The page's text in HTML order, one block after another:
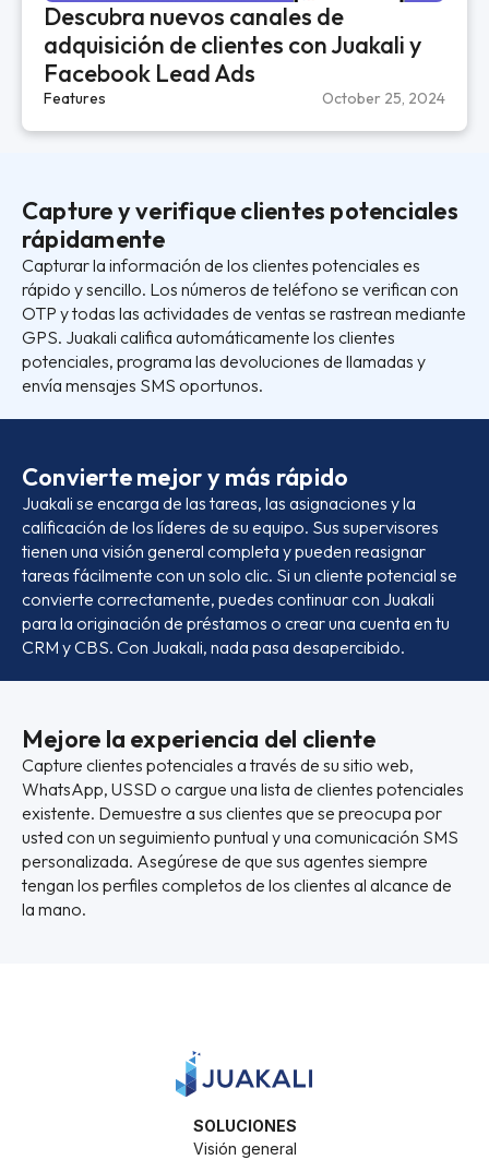
Descubra nuevos canales de
adquisición de clientes con Juakali y
Facebook Lead Ads
Features October 25, 2024
Capture y verifique clientes potenciales
rápidamente
Capturar la información de los clientes potenciales es
rápido y sencillo. Los números de teléfono se verifican con
OTP y todas las actividades de ventas se rastrean mediante
GPS. Juakali califica automáticamente los clientes
potenciales, programa las devoluciones de llamadas y
envía mensajes SMS oportunos.
Convierte mejor y más rápido
Juakali se encarga de las tareas, las asignaciones y la
calificación de los líderes de su equipo. Sus supervisores
tienen una visión general completa y pueden reasignar
tareas fácilmente con un solo clic. Si un cliente potencial se
convierte correctamente, puedes continuar con Juakali
para la originación de préstamos o crear una cuenta en tu
CRM y CBS. Con Juakali, nada pasa desapercibido.
Mejore la experiencia del cliente
Capture clientes potenciales a través de su sitio web,
WhatsApp, USSD o cargue una lista de clientes potenciales
existente. Demuestre a sus clientes que se preocupa por
usted con un seguimiento puntual y una comunicación SMS
personalizada. Asegúrese de que sus agentes siempre
tengan los perfiles completos de los clientes al alcance de
la mano.
SOLUCIONES
Visión general